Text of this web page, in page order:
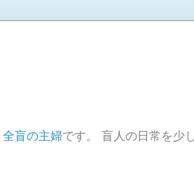
全盲の主婦です。 盲人の日常を少